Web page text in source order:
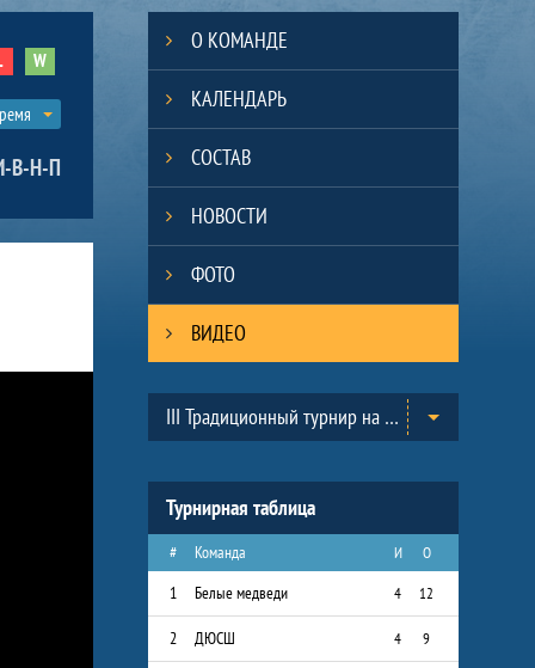
W
В-Н-П
О КОМАНДЕ
КАЛЕНДАРЬ
СОСТАВ
НОВОСТИ
ФОТО
ВИДЕО
Таблицы турнира III Традиционный турнир на призы Всероссийского Клуба юных хоккеистов «Золотая шайба» им. А.В. Тарасова в г.Черноголовка. (2013-2014)
Турнирная таблица
# Команда И О
1 Белые медведи 4 12
2 ДЮСШ 4 9